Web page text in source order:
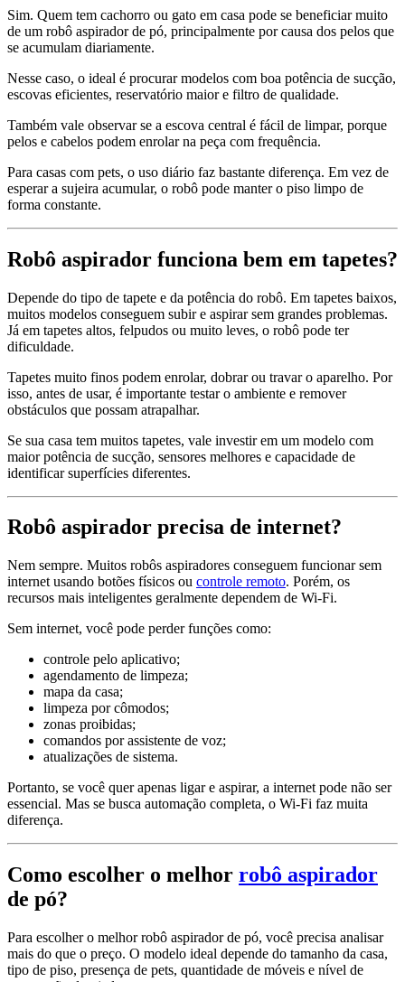
Sim. Quem tem cachorro ou gato em casa pode se beneficiar muito
de um robô aspirador de pó, principalmente por causa dos pelos que
se acumulam diariamente.
Nesse caso, o ideal é procurar modelos com boa potência de sucção,
escovas eficientes, reservatório maior e filtro de qualidade.
Também vale observar se a escova central é fácil de limpar, porque
pelos e cabelos podem enrolar na peça com frequência.
Para casas com pets, o uso diário faz bastante diferença. Em vez de
esperar a sujeira acumular, o robô pode manter o piso limpo de
forma constante.
Robô aspirador funciona bem em tapetes?
Depende do tipo de tapete e da potência do robô. Em tapetes baixos,
muitos modelos conseguem subir e aspirar sem grandes problemas.
Já em tapetes altos, felpudos ou muito leves, o robô pode ter
dificuldade.
Tapetes muito finos podem enrolar, dobrar ou travar o aparelho. Por
isso, antes de usar, é importante testar o ambiente e remover
obstáculos que possam atrapalhar.
Se sua casa tem muitos tapetes, vale investir em um modelo com
maior potência de sucção, sensores melhores e capacidade de
identificar superfícies diferentes.
Robô aspirador precisa de internet?
Nem sempre. Muitos robôs aspiradores conseguem funcionar sem
internet usando botões físicos ou controle remoto. Porém, os
recursos mais inteligentes geralmente dependem de Wi-Fi.
Sem internet, você pode perder funções como:
controle pelo aplicativo;
agendamento de limpeza;
mapa da casa;
limpeza por cômodos;
zonas proibidas;
comandos por assistente de voz;
atualizações de sistema.
Portanto, se você quer apenas ligar e aspirar, a internet pode não ser
essencial. Mas se busca automação completa, o Wi-Fi faz muita
diferença.
Como escolher o melhor robô aspirador
de pó?
Para escolher o melhor robô aspirador de pó, você precisa analisar
mais do que o preço. O modelo ideal depende do tamanho da casa,
tipo de piso, presença de pets, quantidade de móveis e nível de